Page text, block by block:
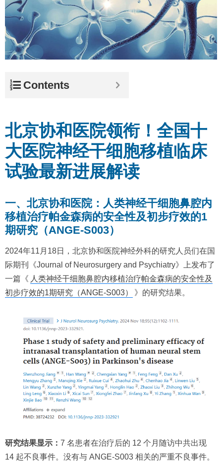
Contents
北京协和医院领衔！全国十
大医院神经干细胞移植临床
试验最新进展解读
一、北京协和医院：人类神经干细胞鼻腔内
移植治疗帕金森病的安全性及初步疗效的1
期研究（ANGE-S003）
2024年11月18日，北京协和医院神经外科的研究人员们在国
际期刊《Journal of Neurosurgery and Psychiatry》上发布了
一篇《 人类神经干细胞鼻腔内移植治疗帕金森病的安全性及
初步疗效的1期研究（ANGE-S003）
》的研究结果。
研究结果显示： 7 名患者在治疗后的 12 个月随访中共出现
14 起不良事件。没有与 ANGE-S003 相关的严重不良事件。